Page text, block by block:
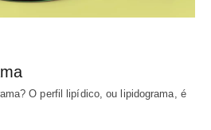
O perfil lipídico, ou lipidograma, é